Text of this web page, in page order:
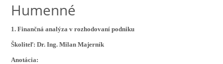
Humenné
1. Finančná analýza v rozhodovaní podniku
Školiteľ: Dr. Ing. Milan Majerník
Anotácia: